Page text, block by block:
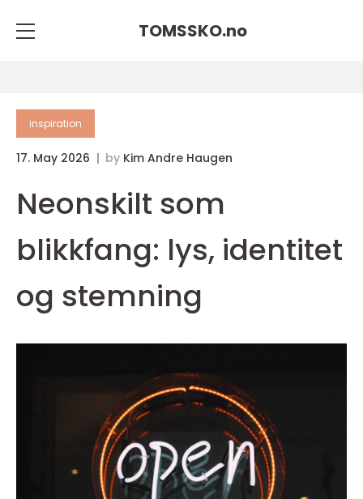
TOMSSKO.no
inspiration
17. May 2026 by Kim Andre Haugen
Neonskilt som
blikkfang: lys, identitet
og stemning